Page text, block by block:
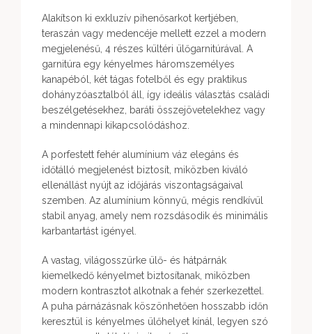
Alakítson ki exkluzív pihenősarkot kertjében,
teraszán vagy medencéje mellett ezzel a modern
megjelenésű, 4 részes kültéri ülőgarnitúrával. A
garnitúra egy kényelmes háromszemélyes
kanapéból, két tágas fotelből és egy praktikus
dohányzóasztalból áll, így ideális választás családi
beszélgetésekhez, baráti összejövetelekhez vagy
a mindennapi kikapcsolódáshoz.
A porfestett fehér alumínium váz elegáns és
időtálló megjelenést biztosít, miközben kiváló
ellenállást nyújt az időjárás viszontagságaival
szemben. Az alumínium könnyű, mégis rendkívül
stabil anyag, amely nem rozsdásodik és minimális
karbantartást igényel.
A vastag, világosszürke ülő- és hátpárnák
kiemelkedő kényelmet biztosítanak, miközben
modern kontrasztot alkotnak a fehér szerkezettel.
A puha párnázásnak köszönhetően hosszabb időn
keresztül is kényelmes ülőhelyet kínál, legyen szó